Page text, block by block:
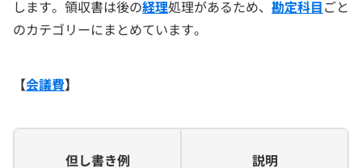
します。領収書は後の経理処理があるため、 勘定科目ごと
のカテゴリーにまとめています。
【会議費】
但し書き例 説明